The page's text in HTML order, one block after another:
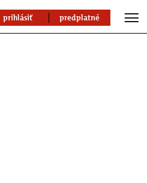
prihlásiť predplatné